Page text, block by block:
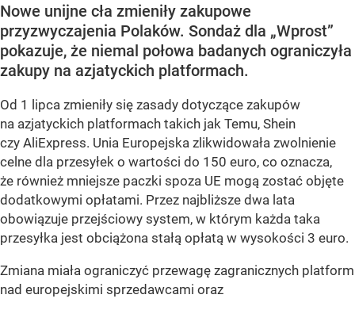
Nowe unijne cła zmieniły zakupowe
przyzwyczajenia Polaków. Sondaż dla „Wprost”
pokazuje, że niemal połowa badanych ograniczyła
zakupy na azjatyckich platformach.
Od 1 lipca zmieniły się zasady dotyczące zakupów
na azjatyckich platformach takich jak Temu, Shein
czy AliExpress. Unia Europejska zlikwidowała zwolnienie
celne dla przesyłek o wartości do 150 euro, co oznacza,
że również mniejsze paczki spoza UE mogą zostać objęte
dodatkowymi opłatami. Przez najbliższe dwa lata
obowiązuje przejściowy system, w którym każda taka
przesyłka jest obciążona stałą opłatą w wysokości 3 euro.
Zmiana miała ograniczyć przewagę zagranicznych platform
nad europejskimi sprzedawcami oraz